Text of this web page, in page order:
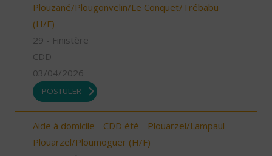
Plouzané/Plougonvelin/Le Conquet/Trébabu
(H/F)
29 - Finistère
CDD
03/04/2026
POSTULER
Aide à domicile - CDD été - Plouarzel/Lampaul-
Plouarzel/Ploumoguer (H/F)